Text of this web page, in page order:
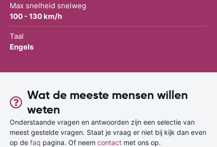
Max snelheid snelweg
100 - 130 km/h
Taal
Engels
Wat de meeste mensen willen
weten
Onderstaande vragen en antwoorden zijn een selectie van
meest gestelde vragen. Staat je vraag er niet bij kijk dan even
op de faq pagina. Of neem contact met ons op.